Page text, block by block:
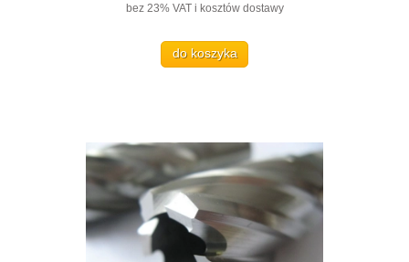
bez 23% VAT i kosztów dostawy
do koszyka